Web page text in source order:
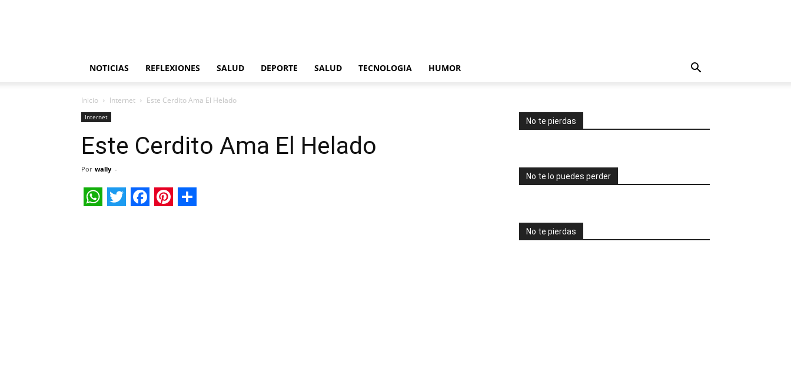
NOTICIAS REFLEXIONES SALUD DEPORTE SALUD TECNOLOGIA HUMOR
Inicio Internet Este Cerdito Ama El Helado
Internet
Este Cerdito Ama El Helado
Por wally -
No te pierdas
No te lo puedes perder
No te pierdas